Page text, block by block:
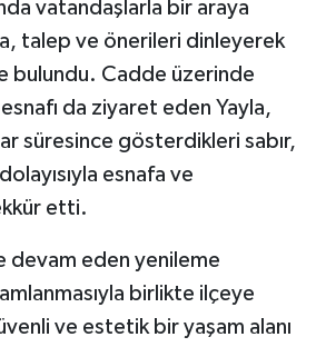
vatandaşlarla bir araya
talep ve önerileri dinleyerek
bulundu. Cadde üzerinde
da ziyaret eden Yayla,
süresince gösterdikleri sabır,
esnafa ve
etti.
devam eden yenileme
birlikte ilçeye
ve estetik bir yaşam alanı